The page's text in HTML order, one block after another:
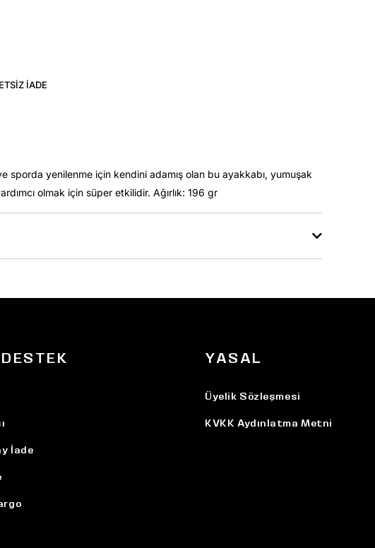
IADE
sporda yenilenme için kendini adamış olan bu ayakkabı, yumuşak
olmak için süper etkilidir. Ağırlık: 196 gr
İade
YASAL
Üyelik Sözleşmesi
KVKK Aydınlatma Metni